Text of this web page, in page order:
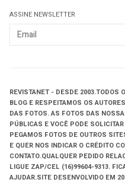
ASSINE NEWSLETTER
REVISTANET - DESDE 2003.TODOS
BLOG E RESPEITAMOS OS
DAS FOTOS. AS FOTOS DAS
PÚBLICAS E VOCÊ PODE
PEGAMOS FOTOS DE OUTROS
E QUER NOS INDICAR O CRÉDITO
CONTATO.QUALQUER PEDIDO
LIGUE ZAP/CEL (16)99604-9313.
AJUDAR.SITE DESENVOLVIDO EM